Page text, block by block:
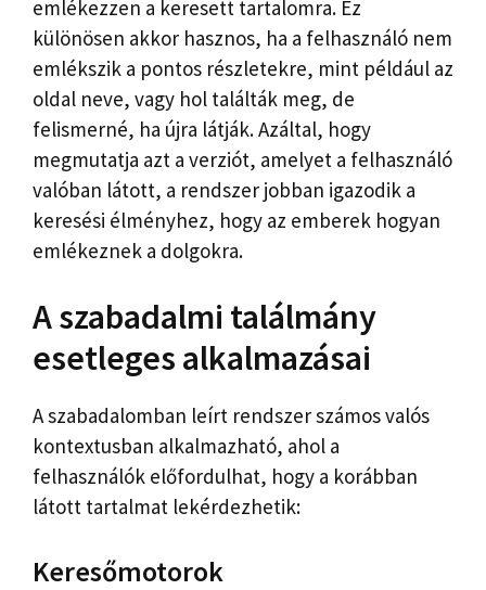
emlékezzen a keresett tartalomra. Ez
különösen akkor hasznos, ha a felhasználó nem
emlékszik a pontos részletekre, mint például az
oldal neve, vagy hol találták meg, de
felismerné, ha újra látják. Azáltal, hogy
megmutatja azt a verziót, amelyet a felhasználó
valóban látott, a rendszer jobban igazodik a
keresési élményhez, hogy az emberek hogyan
emlékeznek a dolgokra.
A szabadalmi találmány
esetleges alkalmazásai
A szabadalomban leírt rendszer számos valós
kontextusban alkalmazható, ahol a
felhasználók előfordulhat, hogy a korábban
látott tartalmat lekérdezhetik:
Keresőmotorok